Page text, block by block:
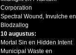
Corporation
Spectral Wound, Invulche en
Blodzallog
10 augustus:
Mortal Sin en Hidden Intent
Municipal Waste en